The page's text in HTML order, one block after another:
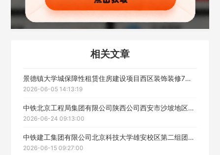
相关文章
景德镇大学城保障性租赁住房建设项目西区装饰装修7标段工程专业分包招标公告
2026-06-05 14:13:19
中铁北京工程局集团有限公司陕西公司西安市沙坡地区人民检察院迁建业务技术楼项目防水保温工程专业分包公开招标公告
2026-06-24 09:13:00
中铁建工集团有限公司北京科技大学雄安校区第二组团项目消防专业分包工程招标公告
2026-06-15 09:27:00
立即入驻